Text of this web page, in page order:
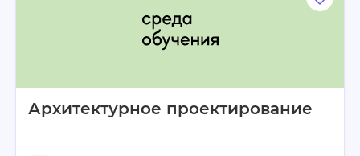
Архитектурное проектирование